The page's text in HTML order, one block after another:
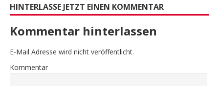
HINTERLASSE JETZT EINEN KOMMENTAR
Kommentar hinterlassen
E-Mail Adresse wird nicht veröffentlicht.
Kommentar